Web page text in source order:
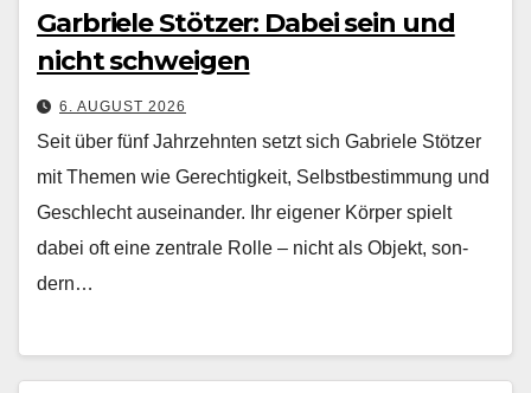
Garbriele Stötzer: Dabei sein und
nicht schweigen
6. AUGUST 2026
Seit über fünf Jahrzehn­ten set­zt sich Gabriele Stötzer
mit The­men wie Gerechtigkeit, Selb­st­bes­tim­mung und
Geschlecht auseinan­der. Ihr eigen­er Kör­p­er spielt
dabei oft eine zen­trale Rolle – nicht als Objekt, son­
dern…